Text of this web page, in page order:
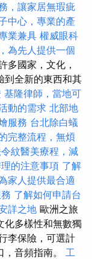
，讓家居無瑕疵
中心，專業的產
業兼具 權威眼科
為先人提供一個
多國家，文化，
到全新的東西和其
基隆律師，當地可
動的需求 北部地
服務 台北除白蟻
完整流程，無煩
紋醫美療程，減
的注意事項 了解
家人提供最合適
了解如何申請台
詳之地 歐洲之旅
化多樣性和無數獨
李保險，可選計
音頻指南。 工